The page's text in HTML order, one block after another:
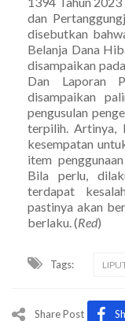
dan
disebutkan
Belanja Dana
disampaikan
Dan Laporan
disampaikan
pengusulan
terpilih. Artinya,
kesempatan
item
Bila perlu,
terdapat
pastinya akan
berlaku. (Red)
Tags:
Share Post